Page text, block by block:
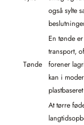
også sylte
Tønde
En tønde
transport,
forener
kan i
At tørre